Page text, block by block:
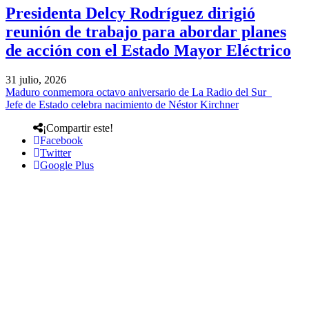
Presidenta Delcy Rodríguez dirigió
reunión de trabajo para abordar planes
de acción con el Estado Mayor Eléctrico
31 julio, 2026
Maduro conmemora octavo aniversario de La Radio del Sur
Jefe de Estado celebra nacimiento de Néstor Kirchner
¡Compartir este!
Facebook
Twitter
Google Plus